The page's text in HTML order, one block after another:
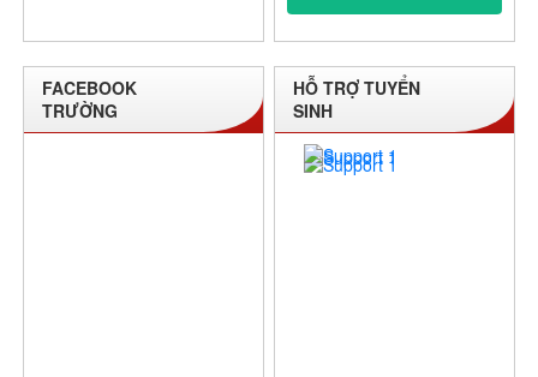
FACEBOOK
TRƯỜNG
HỖ TRỢ TUYỂN
SINH